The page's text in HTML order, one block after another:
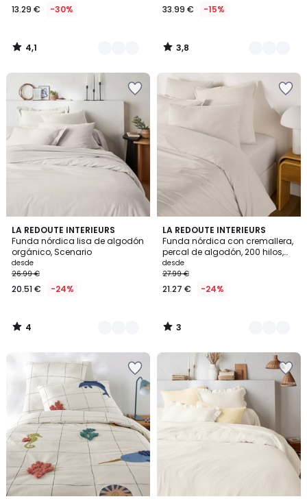
13.29 € -30%
4,1
/
33.99 € -15%
3,8
/
LA REDOUTE INTERIEURS
Funda nórdica lisa de algodón
orgánico, Scenario
desde
26.99 €
20.51 € -24%
4
/
5
9
Colores
4
/
LA REDOUTE INTERIEURS
Funda nórdica con cremallera,
percal de algodón, 200 hilos,
Escenario
desde
27.99 €
21.27 € -24%
3
/
5
9
Colores
3
/